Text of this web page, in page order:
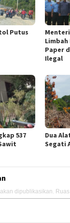
Putus
Paper
Ilegal
537
Dua
Segati
dipublikasikan.